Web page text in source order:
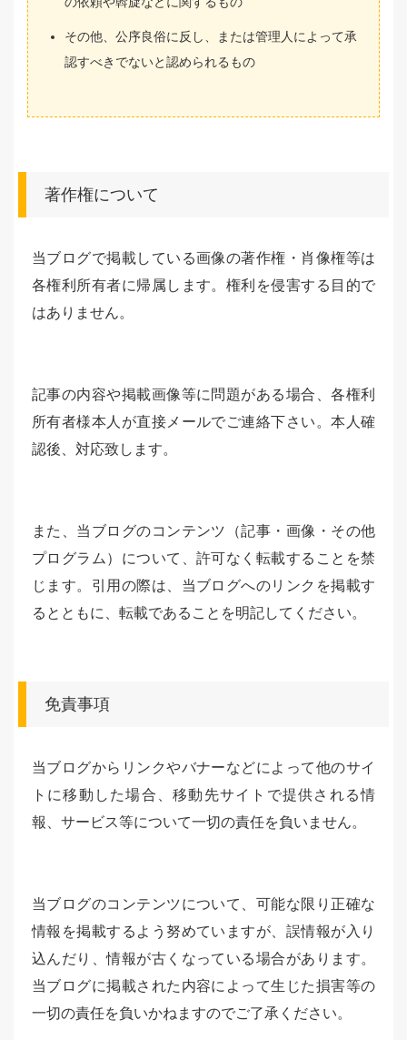
その他、公序良俗に反し、または管理人によって承
認すべきでないと認められるもの
著作権について
当ブログで掲載している画像の著作権・肖像権等は
各権利所有者に帰属します。権利を侵害する目的で
はありません。
記事の内容や掲載画像等に問題がある場合、各権利
所有者様本人が直接メールでご連絡下さい。本人確
認後、対応致します。
また、当ブログのコンテンツ（記事・画像・その他
プログラム）について、許可なく転載することを禁
じます。引用の際は、当ブログへのリンクを掲載す
るとともに、転載であることを明記してください。
免責事項
当ブログからリンクやバナーなどによって他のサイ
トに移動した場合、移動先サイトで提供される情
報、サービス等について一切の責任を負いません。
当ブログのコンテンツについて、可能な限り正確な
情報を掲載するよう努めていますが、誤情報が入り
込んだり、情報が古くなっている場合があります。
当ブログに掲載された内容によって生じた損害等の
一切の責任を負いかねますのでご了承ください。